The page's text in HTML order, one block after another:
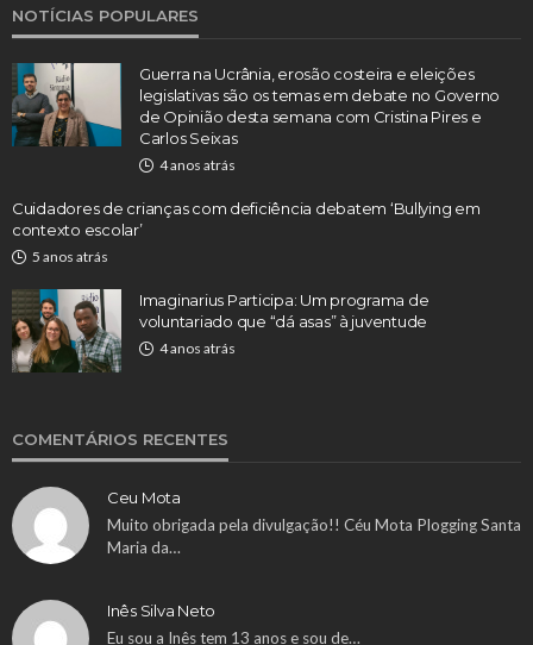
NOTÍCIAS POPULARES
Guerra na Ucrânia, erosão costeira e eleições
legislativas são os temas em debate no Governo
de Opinião desta semana com Cristina Pires e
Carlos Seixas
4 anos atrás
Cuidadores de crianças com deficiência debatem ‘Bullying em
contexto escolar’
5 anos atrás
Imaginarius Participa: Um programa de
voluntariado que “dá asas” à juventude
4 anos atrás
COMENTÁRIOS RECENTES
Ceu Mota
Muito obrigada pela divulgação!! Céu Mota Plogging Santa
Maria da…
Inês Silva Neto
Eu sou a Inês tem 13 anos e sou de…